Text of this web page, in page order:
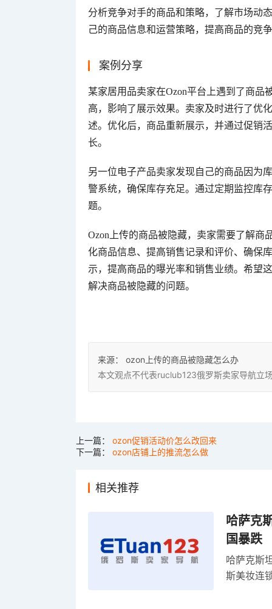
分析竞争对手的商品和策略，了解市场动
己的商品信息和运营策略，提高商品的竞
案例分享
某家居用品卖家在Ozon平台上遇到了商
高，影响了展示效果。卖家及时进行了优
述。优化后，商品重新展示，并通过促销
长。
另一位电子产品卖家发现自己的商品因为
警系统，确保库存充足。通过定期监控库
题。
Ozon上传的商品被隐藏，卖家需要了解商
化商品信息、提高销售记录和评价、确保
示，提高商品的曝光率和销售业绩。希望
解决商品被隐藏的问题。
来源：
ozon上传的商品被隐藏怎么办
本文观点不代表ruclub123俄罗斯卖家导航立
上一篇： ozon促销活动价怎么改回来
下一篇： ozon店铺上的推流怎么做
相关推荐
哈萨克
国暴跌
哈萨克斯
斯美妆连